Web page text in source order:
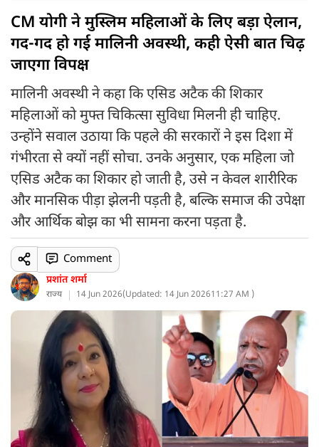
CM योगी ने मुस्लिम महिलाओं के लिए बड़ा ऐलान,
गद-गद हो गई मालिनी अवस्थी, कही ऐसी बात चिढ़
जाएगा विपक्ष
मालिनी अवस्थी ने कहा कि एसिड अटैक की शिकार
महिलाओं को मुफ्त चिकित्सा सुविधा मिलनी ही चाहिए.
उन्होंने सवाल उठाया कि पहले की सरकारों ने इस दिशा में
गंभीरता से क्यों नहीं सोचा. उनके अनुसार, एक महिला जो
एसिड अटैक का शिकार हो जाती है, उसे न केवल शारीरिक
और मानसिक पीड़ा झेलनी पड़ती है, बल्कि समाज की उपेक्षा
और आर्थिक बोझ का भी सामना करना पड़ता है.
प्रशांत शर्मा
राज्य 14 Jun 2026(Updated: 14 Jun 202611:27 AM )
Comment